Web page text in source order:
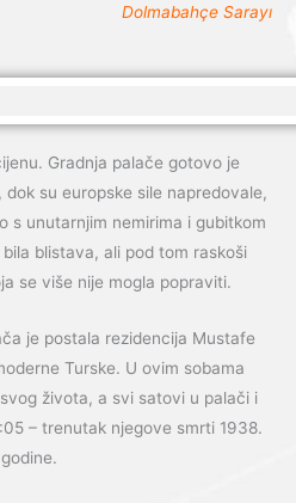
Dolmabahçe Sarayı
Gradnja palače gotovo je
su europske sile napredovale,
s unutarnjim nemirima i gubitkom
blistava, ali pod tom raskoši
se više nije mogla popraviti.
je postala rezidencija Mustafe
Turske. U ovim sobama
života, a svi satovi u palači i
– trenutak njegove smrti 1938.
godine.